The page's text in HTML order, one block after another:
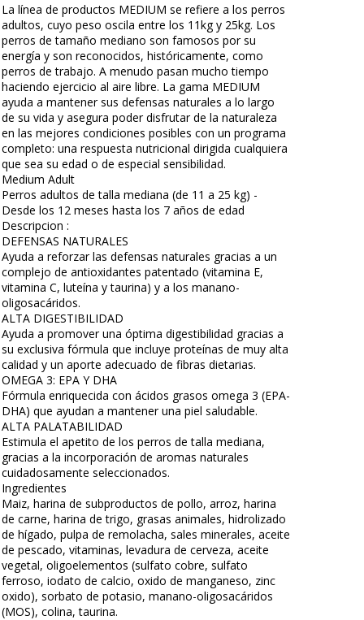
La línea de productos MEDIUM se refiere a los perros
adultos, cuyo peso oscila entre los 11kg y 25kg. Los
perros de tamaño mediano son famosos por su
energía y son reconocidos, históricamente, como
perros de trabajo. A menudo pasan mucho tiempo
haciendo ejercicio al aire libre. La gama MEDIUM
ayuda a mantener sus defensas naturales a lo largo
de su vida y asegura poder disfrutar de la naturaleza
en las mejores condiciones posibles con un programa
completo: una respuesta nutricional dirigida cualquiera
que sea su edad o de especial sensibilidad.
Medium Adult
Perros adultos de talla mediana (de 11 a 25 kg) -
Desde los 12 meses hasta los 7 años de edad
Descripcion :
DEFENSAS NATURALES
Ayuda a reforzar las defensas naturales gracias a un
complejo de antioxidantes patentado (vitamina E,
vitamina C, luteína y taurina) y a los manano-
oligosacáridos.
ALTA DIGESTIBILIDAD
Ayuda a promover una óptima digestibilidad gracias a
su exclusiva fórmula que incluye proteínas de muy alta
calidad y un aporte adecuado de fibras dietarias.
OMEGA 3: EPA Y DHA
Fórmula enriquecida con ácidos grasos omega 3 (EPA-
DHA) que ayudan a mantener una piel saludable.
ALTA PALATABILIDAD
Estimula el apetito de los perros de talla mediana,
gracias a la incorporación de aromas naturales
cuidadosamente seleccionados.
Ingredientes
Maiz, harina de subproductos de pollo, arroz, harina
de carne, harina de trigo, grasas animales, hidrolizado
de hígado, pulpa de remolacha, sales minerales, aceite
de pescado, vitaminas, levadura de cerveza, aceite
vegetal, oligoelementos (sulfato cobre, sulfato
ferroso, iodato de calcio, oxido de manganeso, zinc
oxido), sorbato de potasio, manano-oligosacáridos
(MOS), colina, taurina.